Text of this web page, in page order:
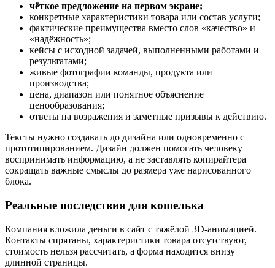
чёткое предложение на первом экране;
конкретные характеристики товара или состав услуги;
фактические преимущества вместо слов «качество» и
«надёжность»;
кейсы с исходной задачей, выполненными работами и
результатами;
живые фотографии команды, продукта или
производства;
цена, диапазон или понятное объяснение
ценообразования;
ответы на возражения и заметные призывы к действию.
Тексты нужно создавать до дизайна или одновременно с
прототипированием. Дизайн должен помогать человеку
воспринимать информацию, а не заставлять копирайтера
сокращать важные смыслы до размера уже нарисованного
блока.
Реальные последствия для кошелька
Компания вложила деньги в сайт с тяжёлой 3D-анимацией.
Контакты спрятаны, характеристики товара отсутствуют,
стоимость нельзя рассчитать, а форма находится внизу
длинной страницы.